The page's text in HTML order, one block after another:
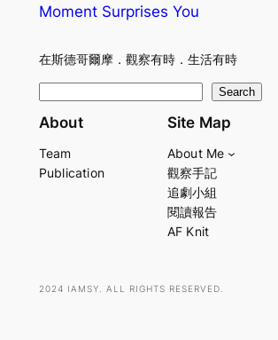
Moment Surprises You
在斯德哥爾摩．觀察有時．生活有時
e
r
Search
About
Team
Publication
Site Map
About Me
觀察手記
追劇小組
閱讀報告
AF Knit
2024 IAMSY. ALL RIGHTS RESERVED.